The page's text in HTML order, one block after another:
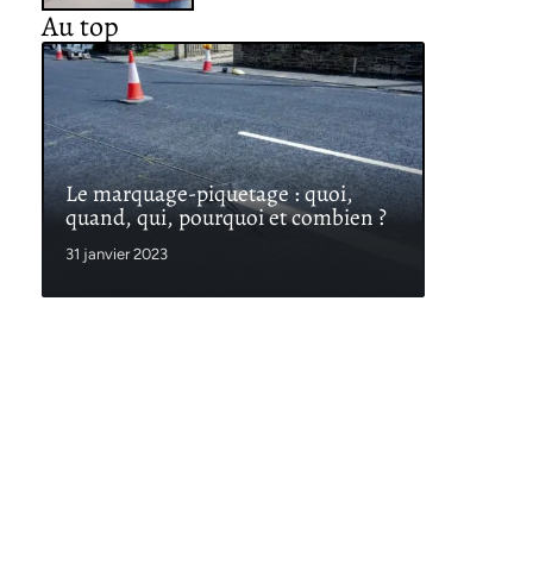
Au top
Le marquage-piquetage : quoi,
quand, qui, pourquoi et combien ?
31 janvier 2023